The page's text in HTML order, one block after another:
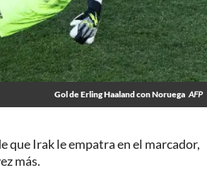
Gol de Erling Haaland con Noruega AFP
que Irak le empatra en el marcador,
más.